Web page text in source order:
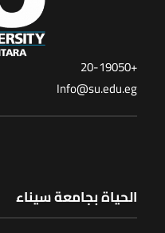
+20-19050
Info@su.edu.eg
الحياة بجامعة سيناء